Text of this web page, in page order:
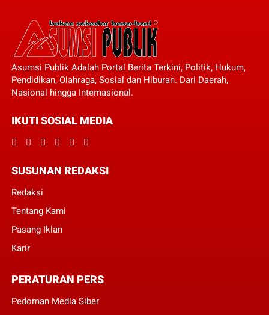
Asumsi Publik Adalah Portal Berita Terkini, Politik, Hukum,
Pendidikan, Olahraga, Sosial dan Hiburan. Dari Daerah,
Nasional hingga Internasional.
IKUTI SOSIAL MEDIA
SUSUNAN REDAKSI
Redaksi
Tentang Kami
Pasang Iklan
Karir
PERATURAN PERS
Pedoman Media Siber